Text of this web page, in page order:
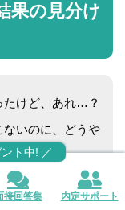
果の見分け
たけど、あれ…？
いのに、どうや
接回答集 内定サポート
ト中! ／